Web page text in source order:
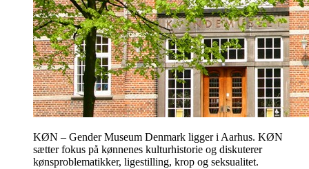
KØN – Gender Museum Denmark ligger i Aarhus. KØN
sætter fokus på kønnenes kulturhistorie og diskuterer
kønsproblematikker, ligestilling, krop og seksualitet.